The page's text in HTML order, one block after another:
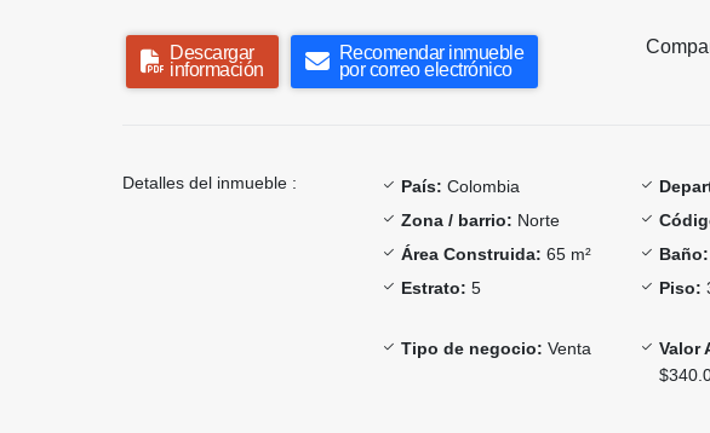
Descargar
información
Recomendar inmueble
por correo electrónico
Detalles del inmueble : País: Colombia
Zona / barrio: Norte
Área Construida: 65 m² Baño:
Estrato: 5 Piso:
Tipo de negocio: Venta
Valor